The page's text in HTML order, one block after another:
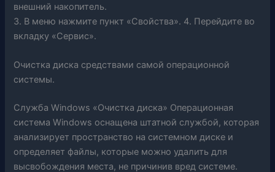
внешний накопитель.
3. В меню нажмите пункт «Свойства». 4. Перейдите во
вкладку «Сервис».
Очистка диска средствами самой операционной
системы.
Служба Windows «Очистка диска» Операционная
система Windows оснащена штатной службой, которая
анализирует пространство на системном диске и
определяет файлы, которые можно удалить для
высвобождения места, не причинив вред системе.